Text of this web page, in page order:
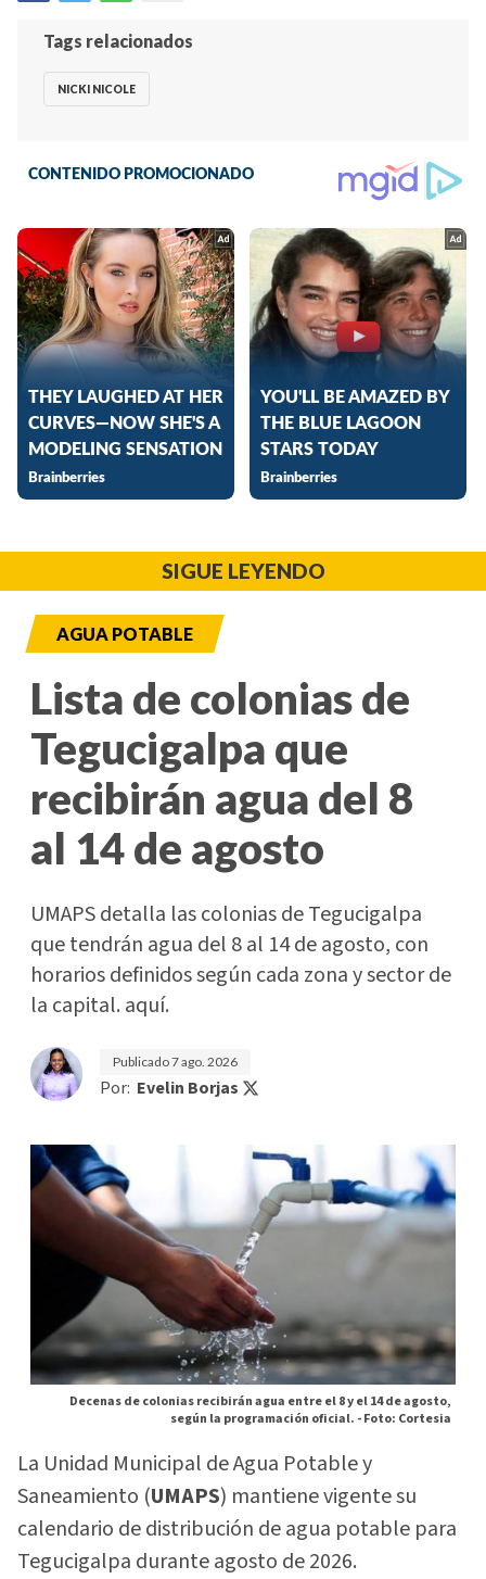
Tags relacionados
NICKI NICOLE
SIGUE LEYENDO
AGUA POTABLE
Lista de colonias de
Tegucigalpa que
recibirán agua del 8
al 14 de agosto
UMAPS detalla las colonias de Tegucigalpa
que tendrán agua del 8 al 14 de agosto, con
horarios definidos según cada zona y sector de
la capital. aquí.
Publicado7 ago. 2026
Por: Evelin Borjas
Decenas de colonias recibirán agua entre el 8 y el 14 de agosto,
según la programación oficial. -Foto: Cortesia
La Unidad Municipal de Agua Potable y
Saneamiento (UMAPS) mantiene vigente su
calendario de distribución de agua potable para
Tegucigalpa durante agosto de 2026.